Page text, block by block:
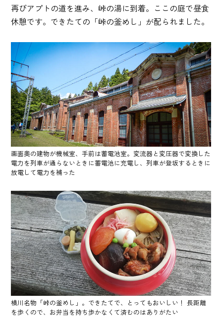
再びアプトの道を進み、峠の湯に到着。ここの庭で昼食
休憩です。できたての「峠の釜めし」が配られました。
画面奥の建物が機械室、手前は蓄電池室。変流器と変圧器で変換した
電力を列車が通らないときに蓄電池に充電し、列車が登坂するときに
放電して電力を補った
横川名物「峠の釜めし」。できたてで、とってもおいしい！ 長距離
を歩くので、お弁当を持ち歩かなくて済むのはありがたい